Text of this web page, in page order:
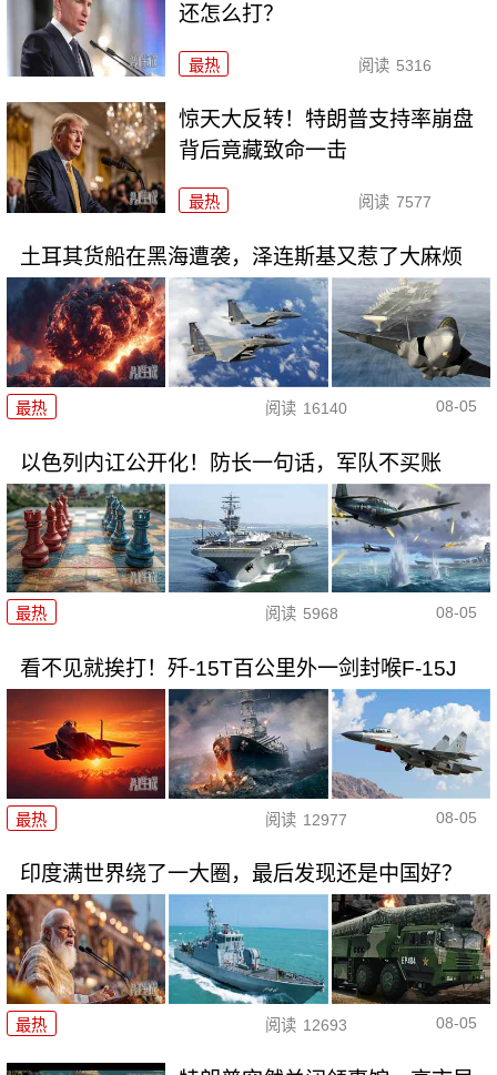
还怎么打？
最热 阅读 5316
惊天大反转！特朗普支持率崩盘
背后竟藏致命一击
最热 阅读 7577
土耳其货船在黑海遭袭，泽连斯基又惹了大麻烦
最热 阅读 16140 08-05
以色列内讧公开化！防长一句话，军队不买账
最热 阅读 5968 08-05
看不见就挨打！歼-15T百公里外一剑封喉F-15J
最热 阅读 12977 08-05
印度满世界绕了一大圈，最后发现还是中国好？
最热 阅读 12693 08-05